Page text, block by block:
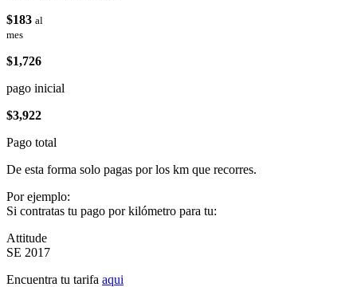
$183 al
mes
$1,726
pago inicial
$3,922
Pago total
De esta forma solo pagas por los km que recorres.
Por ejemplo:
Si contratas tu pago por kilómetro para tu:
Attitude
SE 2017
Encuentra tu tarifa aqui